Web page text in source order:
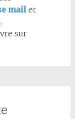
mail et
sur